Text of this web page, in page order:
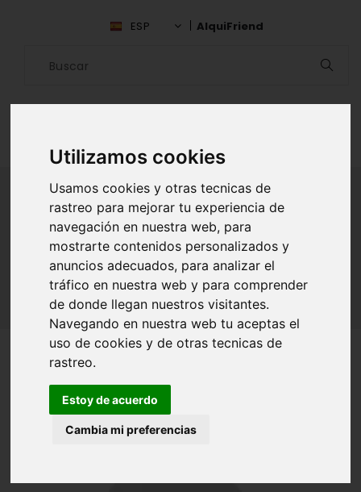
Utilizamos cookies
Usamos cookies y otras tecnicas de
rastreo para mejorar tu experiencia de
navegación en nuestra web, para
mostrarte contenidos personalizados y
anuncios adecuados, para analizar el
tráfico en nuestra web y para comprender
de donde llegan nuestros visitantes.
Navegando en nuestra web tu aceptas el
uso de cookies y de otras tecnicas de
rastreo.
Estoy de acuerdo
Cambia mi preferencias
ESP AlquiFriend
ALQUILAR AMIGO
Inicio Amigos Puno Fabrizio Enriquez Arauzo